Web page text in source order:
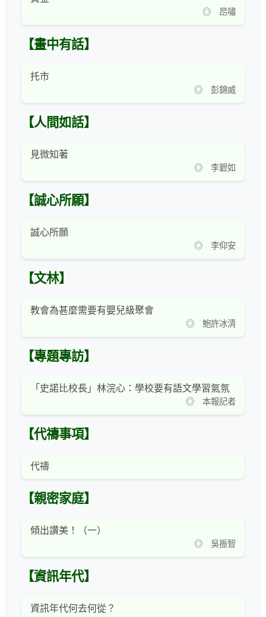
◎ 昂嘯
【畫中有話】
托市
◎ 彭錦威
【人間如話】
見微知著
◎ 李碧如
【誠心所願】
誠心所願
◎ 李仰安
【文林】
教會為甚麼需要有嬰兒級聚會
◎ 鮑許冰清
【專題專訪】
「史諾比校長」林浣心：學校要有語文學習氣氛
◎ 本報記者
【代禱事項】
代禱
【親密家庭】
傾出讚美！（一）
◎ 吳振智
【資訊年代】
資訊年代何去何從？